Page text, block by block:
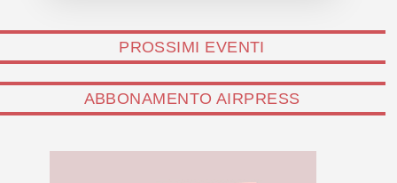
PROSSIMI EVENTI
ABBONAMENTO AIRPRESS